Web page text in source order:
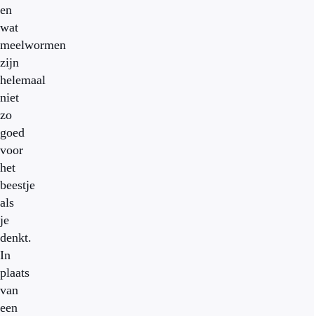
en
wat
meelwormen
zijn
helemaal
niet
zo
goed
voor
het
beestje
als
je
denkt.
In
plaats
van
een